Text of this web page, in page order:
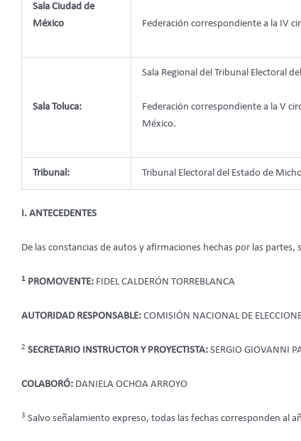
Sala Ciudad de
México
Federación correspondiente a la IV
Sala Toluca:
Sala Regional del Tribunal Electoral
Federación correspondiente a la V
México.
Tribunal: Tribunal Electoral del Estado de
I. ANTECEDENTES
De las constancias de autos y afirmaciones hechas por las
1 PROMOVENTE: FIDEL CALDERÓN TORREBLANCA
AUTORIDAD RESPONSABLE: COMISIÓN NACIONAL DE
2 SECRETARIO INSTRUCTOR Y PROYECTISTA: SERGIO GIOVANNI
COLABORÓ: DANIELA OCHOA ARROYO
3 Salvo señalamiento expreso, todas las fechas corresponden al